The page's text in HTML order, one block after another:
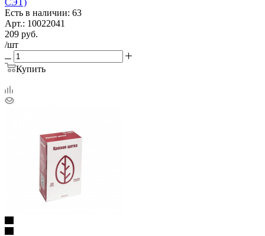
Есть в наличии: 63
Арт.: 10022041
209 руб.
/шт
Купить